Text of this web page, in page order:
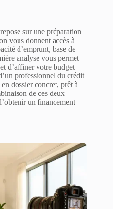
sur une préparation
vous donnent accès à
d’emprunt, base de
analyse vous permet
d’affiner votre budget
professionnel du crédit
dossier concret, prêt à
de ces deux
un financement